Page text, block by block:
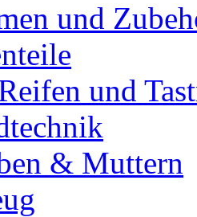
und
und
& Muttern